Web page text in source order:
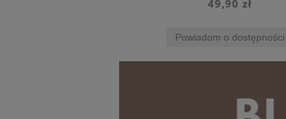
49,90 zł
Powiadom o dostępności